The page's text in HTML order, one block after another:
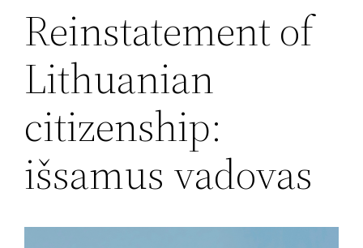
Reinstatement of
Lithuanian
citizenship:
išsamus vadovas